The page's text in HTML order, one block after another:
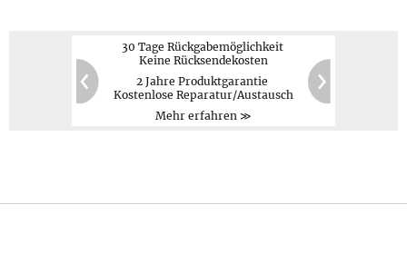
Zurück
60 20
30 Tage Rückgabemöglichkeit
Keine Rücksendekosten
2 Jahre Produktgarantie
Kostenlose Reparatur/Austausch
Mehr erfahren ≫
PayPal,Kreditkarte,
Vorauskasse